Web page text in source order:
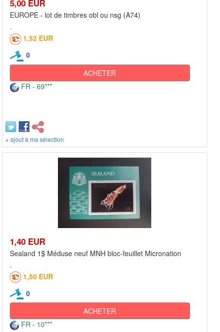
5,00 EUR
EUROPE - lot de timbres obl ou nsg (A74)
1,52 EUR
0
ACHETER
FR - 69***
+ ajout à ma sélection
1,40 EUR
Sealand 1$ Méduse neuf MNH bloc-feuillet Micronation
1,50 EUR
0
ACHETER
FR - 10***